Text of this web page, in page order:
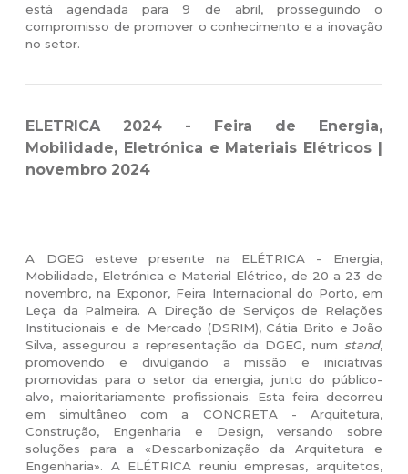
está agendada para 9 de abril, prosseguindo o
compromisso de promover o conhecimento e a inovação
no setor.
ELETRICA 2024 - Feira de Energia,
Mobilidade, Eletrónica e Materiais Elétricos |
novembro 2024
A DGEG esteve presente na ELÉTRICA - Energia,
Mobilidade, Eletrónica e Material Elétrico, de 20 a 23 de
novembro, na Exponor, Feira Internacional do Porto, em
Leça da Palmeira. A Direção de Serviços de Relações
Institucionais e de Mercado (DSRIM), Cátia Brito e João
Silva, assegurou a representação da DGEG, num stand,
promovendo e divulgando a missão e iniciativas
promovidas para o setor da energia, junto do público-
alvo, maioritariamente profissionais. Esta feira decorreu
em simultâneo com a CONCRETA - Arquitetura,
Construção, Engenharia e Design, versando sobre
soluções para a «Descarbonização da Arquitetura e
Engenharia». A ELÉTRICA reuniu empresas, arquitetos,